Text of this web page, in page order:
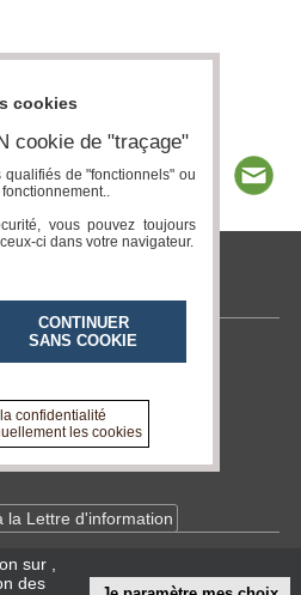
la Lettre d'information
sur
des
cookies
cookie de "traçage"
de "fonctionnels" ou
vous pouvez toujours
ci dans votre navigateur.
CONTINUER
SANS COOKIE
confidentialité
les cookies